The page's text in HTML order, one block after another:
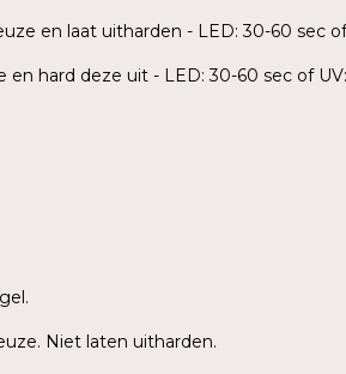
en laat uitharden - LED: 30-60 sec of
hard deze uit - LED: 30-60 sec of
Niet laten uitharden.